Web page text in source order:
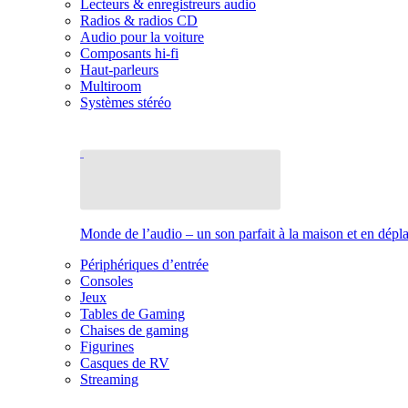
Lecteurs & enregistreurs audio
Radios & radios CD
Audio pour la voiture
Composants hi-fi
Haut-parleurs
Multiroom
Systèmes stéréo
Monde de l’audio – un son parfait à la maison et en
Périphériques d’entrée
Consoles
Jeux
Tables de Gaming
Chaises de gaming
Figurines
Casques de RV
Streaming